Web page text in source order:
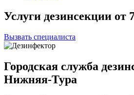
Услуги дезинсекции от
Вызвать специалиста
Городская служба
Нижняя-Тура